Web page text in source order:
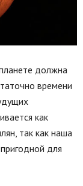
должна
времени
как
так как наша
для